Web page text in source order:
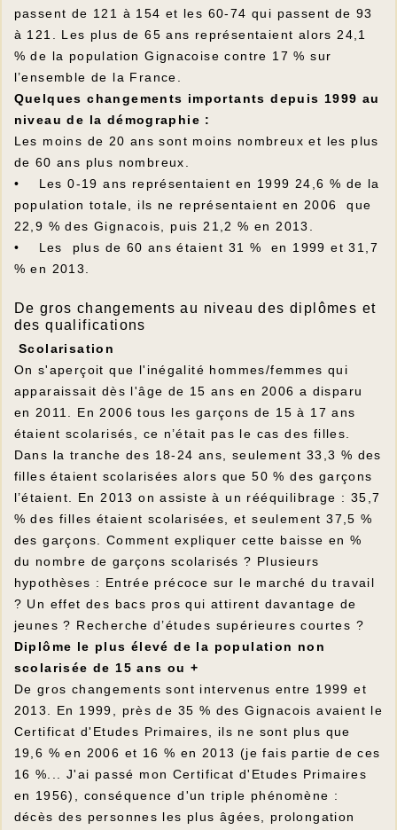
passent de 121 à 154 et les 60-74 qui passent de 93
à 121. Les plus de 65 ans représentaient alors 24,1
% de la population Gignacoise contre 17 % sur
l’ensemble de la France.
Quelques changements importants depuis 1999 au
niveau de la démographie :
Les moins de 20 ans sont moins nombreux et les plus
de 60 ans plus nombreux.
• Les 0-19 ans représentaient en 1999 24,6 % de la
population totale, ils ne représentaient en 2006 que
22,9 % des Gignacois, puis 21,2 % en 2013.
• Les plus de 60 ans étaient 31 % en 1999 et 31,7
% en 2013.
De gros changements au niveau des diplômes et
des qualifications
Scolarisation
On s'aperçoit que l'inégalité hommes/femmes qui
apparaissait dès l'âge de 15 ans en 2006 a disparu
en 2011. En 2006 tous les garçons de 15 à 17 ans
étaient scolarisés, ce n’était pas le cas des filles.
Dans la tranche des 18-24 ans, seulement 33,3 % des
filles étaient scolarisées alors que 50 % des garçons
l’étaient. En 2013 on assiste à un rééquilibrage : 35,7
% des filles étaient scolarisées, et seulement 37,5 %
des garçons. Comment expliquer cette baisse en %
du nombre de garçons scolarisés ? Plusieurs
hypothèses : Entrée précoce sur le marché du travail
? Un effet des bacs pros qui attirent davantage de
jeunes ? Recherche d’études supérieures courtes ?
Diplôme le plus élevé de la population non
scolarisée de 15 ans ou +
De gros changements sont intervenus entre 1999 et
2013. En 1999, près de 35 % des Gignacois avaient le
Certificat d'Etudes Primaires, ils ne sont plus que
19,6 % en 2006 et 16 % en 2013 (je fais partie de ces
16 %... J'ai passé mon Certificat d'Etudes Primaires
en 1956), conséquence d'un triple phénomène :
décès des personnes les plus âgées, prolongation